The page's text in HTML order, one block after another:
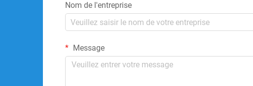
Nom de l'entreprise
Message